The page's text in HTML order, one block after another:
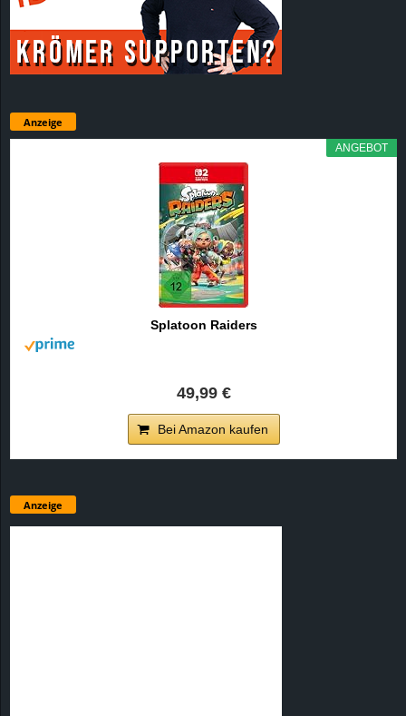
Anzeige
ANGEBOT
Splatoon Raiders
49,99 €
Bei Amazon kaufen
Anzeige